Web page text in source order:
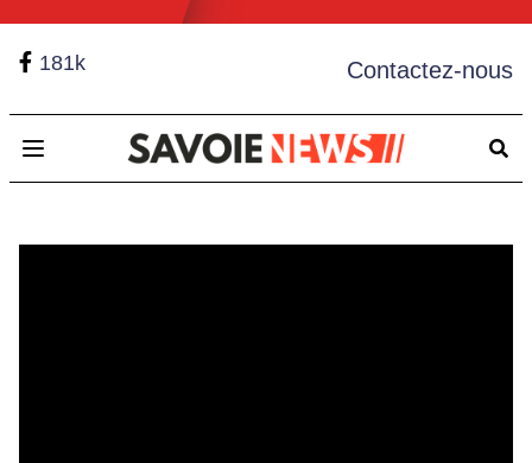
181k Contactez-nous
Open main menu